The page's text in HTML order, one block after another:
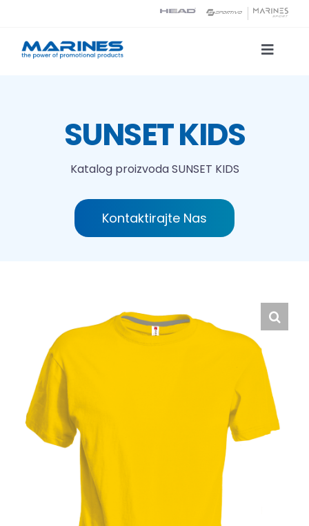
content
Toggle
Tehnologije tiskaSUNSET KIDS
Katalog proizvodaSUNSET KIDS
Kontaktirajte Nas